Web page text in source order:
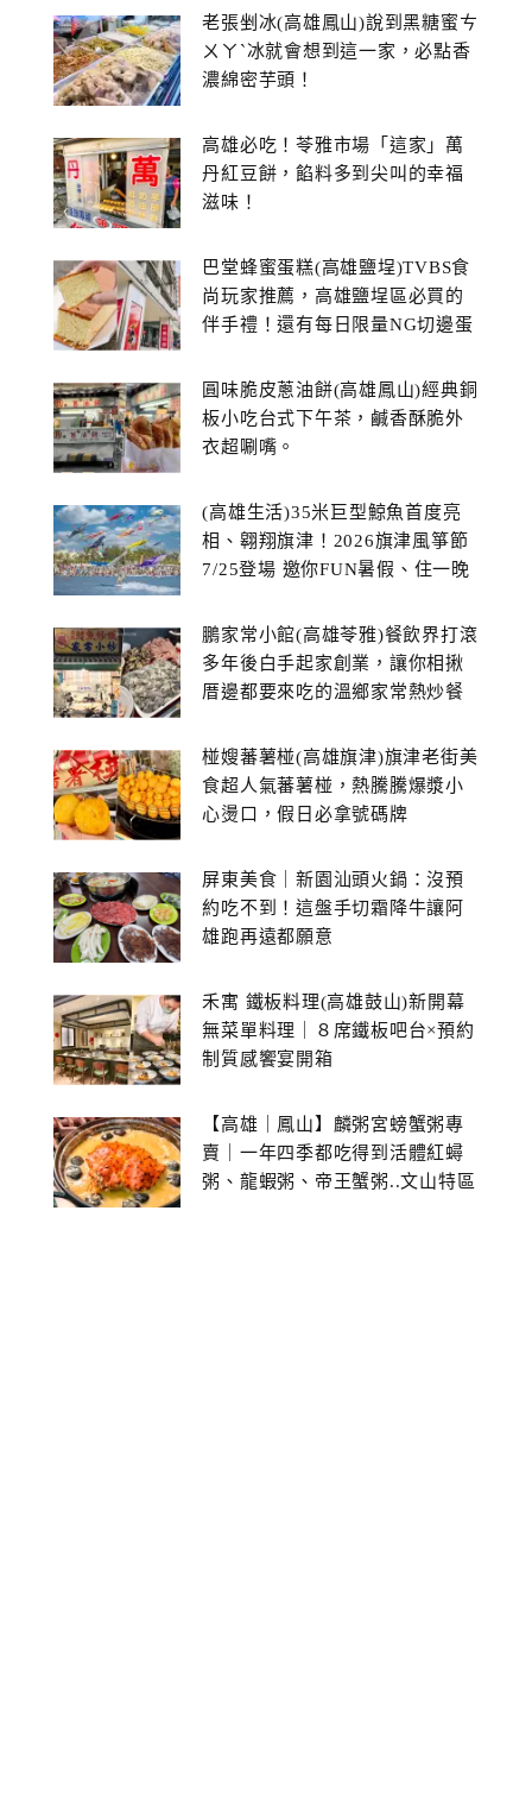
老張剉冰(高雄鳳山)說到黑糖蜜ㄘ
ㄨㄚˋ冰就會想到這一家，必點香
濃綿密芋頭！
高雄必吃！苓雅市場「這家」萬
丹紅豆餅，餡料多到尖叫的幸福
滋味！
巴堂蜂蜜蛋糕(高雄鹽埕)TVBS食
尚玩家推薦，高雄鹽埕區必買的
伴手禮！還有每日限量NG切邊蛋
圓味脆皮蔥油餅(高雄鳳山)經典銅
板小吃台式下午茶，鹹香酥脆外
衣超唰嘴。
(高雄生活)35米巨型鯨魚首度亮
相、翱翔旗津！2026旗津風箏節
7/25登場 邀你FUN暑假、住一晚
鵬家常小館(高雄苓雅)餐飲界打滾
多年後白手起家創業，讓你相揪
厝邊都要來吃的溫鄉家常熱炒餐
椪嫂蕃薯椪(高雄旗津)旗津老街美
食超人氣蕃薯椪，熱騰騰爆漿小
心燙口，假日必拿號碼牌
屏東美食｜新園汕頭火鍋：沒預
約吃不到！這盤手切霜降牛讓阿
雄跑再遠都願意
禾寓 鐵板料理(高雄鼓山)新開幕
無菜單料理｜８席鐵板吧台×預約
制質感饗宴開箱
【高雄｜鳳山】麟粥宮螃蟹粥專
賣｜一年四季都吃得到活體紅蟳
粥、龍蝦粥、帝王蟹粥..文山特區